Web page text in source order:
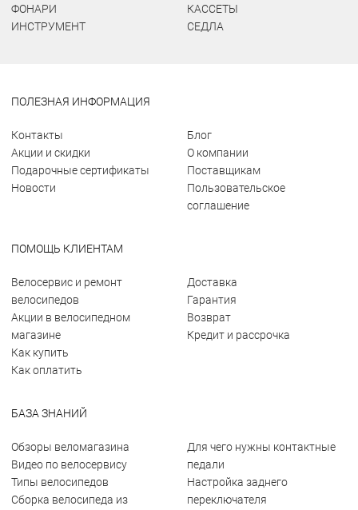
ФОНАРИ
ИНСТРУМЕНТ
КАССЕТЫ
СЕДЛА
ПОЛЕЗНАЯ ИНФОРМАЦИЯ
Контакты
Акции и скидки
Подарочные сертификаты
Новости
Блог
О компании
Поставщикам
Пользовательское
соглашение
ПОМОЩЬ КЛИЕНТАМ
Велосервис и ремонт
велосипедов
Акции в велосипедном
магазине
Как купить
Как оплатить
Доставка
Гарантия
Возврат
Кредит и рассрочка
БАЗА ЗНАНИЙ
Обзоры веломагазина
Видео по велосервису
Типы велосипедов
Сборка велосипеда из
Для чего нужны контактные
педали
Настройка заднего
переключателя